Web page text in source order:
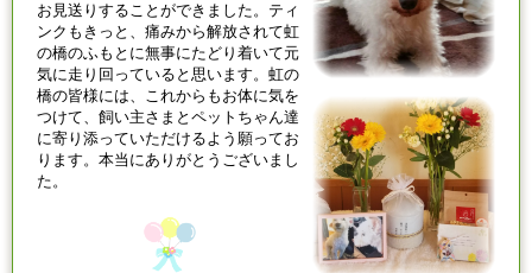
お見送りすることができました。ティ
ンクもきっと、痛みから解放されて虹
の橋のふもとに無事にたどり着いて元
気に走り回っていると思います。虹の
橋の皆様には、これからもお体に気を
つけて、飼い主さまとペットちゃん達
に寄り添っていただけるよう願ってお
ります。本当にありがとうございまし
た。